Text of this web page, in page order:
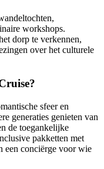
workshops.
dorp te verkennen,
over het culturele
sfeer en
generaties genieten van
de toegankelijke
pakketten met
een conciërge voor wie